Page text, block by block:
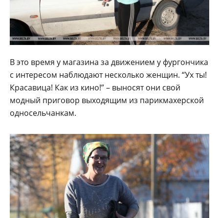
В это время у магазина за движением у фургончика
с интересом наблюдают несколько женщин. “Ух ты!
Красавица! Как из кино!” – выносят они свой
модный приговор выходящим из парикмахерской
односельчанкам.